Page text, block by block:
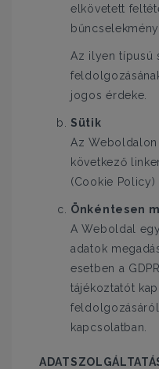
elkövetett
Az ilyen típusú
jogos érdeke.
Sütik
Az
következő
(Cookie Policy)
Önkéntesen
A Weboldal
adatok
esetben a
tájékoztatót
kapcsolatban.